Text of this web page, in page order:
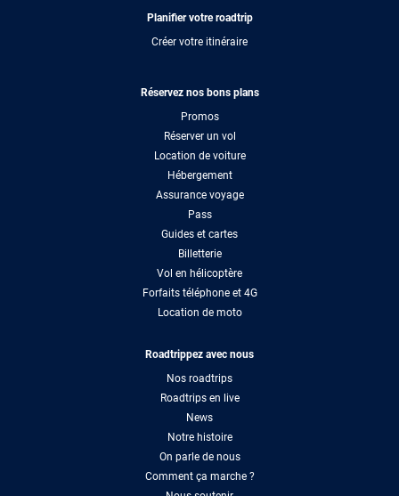
Planifier votre roadtrip
Créer votre itinéraire
Réservez nos bons plans
Promos
Réserver un vol
Location de voiture
Hébergement
Assurance voyage
Pass
Guides et cartes
Billetterie
Vol en hélicoptère
Forfaits téléphone et 4G
Location de moto
Roadtrippez avec nous
Nos roadtrips
Roadtrips en live
News
Notre histoire
On parle de nous
Comment ça marche ?